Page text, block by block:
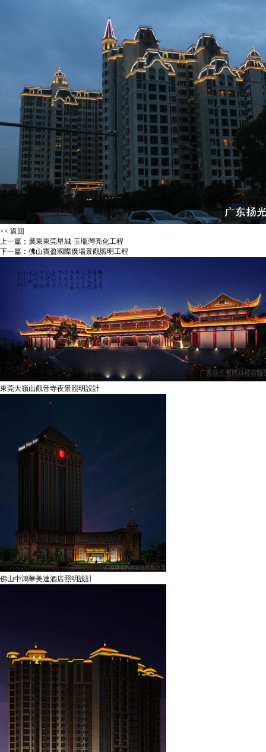
<< 返回
上一篇： 廣東東莞星城·玉瓏灣亮化工程
下一篇： 佛山寶盈國際廣場景觀照明工程
東莞大嶺山觀音寺夜景照明設計
佛山中鴻華美達酒店照明設計